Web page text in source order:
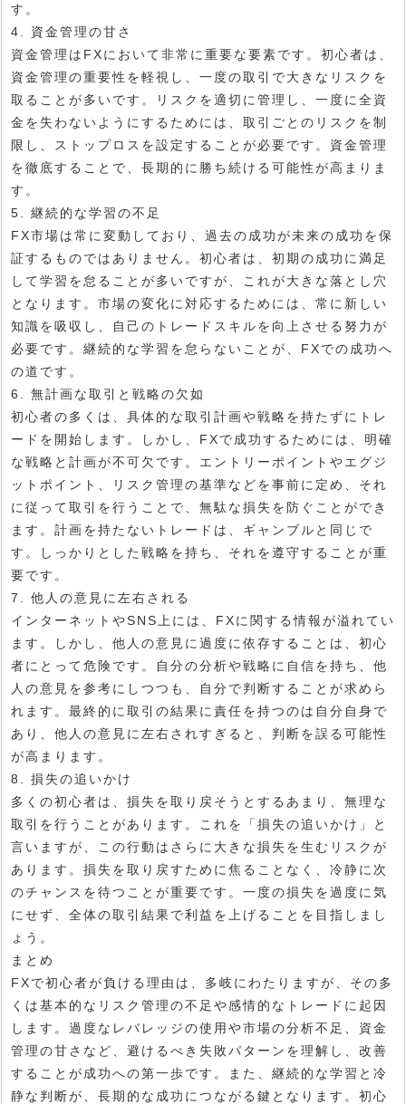
す。
4. 資金管理の甘さ
資金管理はFXにおいて非常に重要な要素です。初心者は、
資金管理の重要性を軽視し、一度の取引で大きなリスクを
取ることが多いです。リスクを適切に管理し、一度に全資
金を失わないようにするためには、取引ごとのリスクを制
限し、ストップロスを設定することが必要です。資金管理
を徹底することで、長期的に勝ち続ける可能性が高まりま
す。
5. 継続的な学習の不足
FX市場は常に変動しており、過去の成功が未来の成功を保
証するものではありません。初心者は、初期の成功に満足
して学習を怠ることが多いですが、これが大きな落とし穴
となります。市場の変化に対応するためには、常に新しい
知識を吸収し、自己のトレードスキルを向上させる努力が
必要です。継続的な学習を怠らないことが、FXでの成功へ
の道です。
6. 無計画な取引と戦略の欠如
初心者の多くは、具体的な取引計画や戦略を持たずにトレ
ードを開始します。しかし、FXで成功するためには、明確
な戦略と計画が不可欠です。エントリーポイントやエグジ
ットポイント、リスク管理の基準などを事前に定め、それ
に従って取引を行うことで、無駄な損失を防ぐことができ
ます。計画を持たないトレードは、ギャンブルと同じで
す。しっかりとした戦略を持ち、それを遵守することが重
要です。
7. 他人の意見に左右される
インターネットやSNS上には、FXに関する情報が溢れてい
ます。しかし、他人の意見に過度に依存することは、初心
者にとって危険です。自分の分析や戦略に自信を持ち、他
人の意見を参考にしつつも、自分で判断することが求めら
れます。最終的に取引の結果に責任を持つのは自分自身で
あり、他人の意見に左右されすぎると、判断を誤る可能性
が高まります。
8. 損失の追いかけ
多くの初心者は、損失を取り戻そうとするあまり、無理な
取引を行うことがあります。これを「損失の追いかけ」と
言いますが、この行動はさらに大きな損失を生むリスクが
あります。損失を取り戻すために焦ることなく、冷静に次
のチャンスを待つことが重要です。一度の損失を過度に気
にせず、全体の取引結果で利益を上げることを目指しまし
ょう。
まとめ
FXで初心者が負ける理由は、多岐にわたりますが、その多
くは基本的なリスク管理の不足や感情的なトレードに起因
します。過度なレバレッジの使用や市場の分析不足、資金
管理の甘さなど、避けるべき失敗パターンを理解し、改善
することが成功への第一歩です。また、継続的な学習と冷
静な判断が、長期的な成功につながる鍵となります。初心